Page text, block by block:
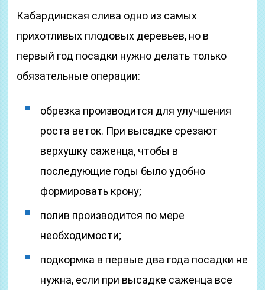
Кабардинская слива одно из самых
прихотливых плодовых деревьев, но в
первый год посадки нужно делать только
обязательные операции:
обрезка производится для улучшения
роста веток. При высадке срезают
верхушку саженца, чтобы в
последующие годы было удобно
формировать крону;
полив производится по мере
необходимости;
подкормка в первые два года посадки не
нужна, если при высадке саженца все